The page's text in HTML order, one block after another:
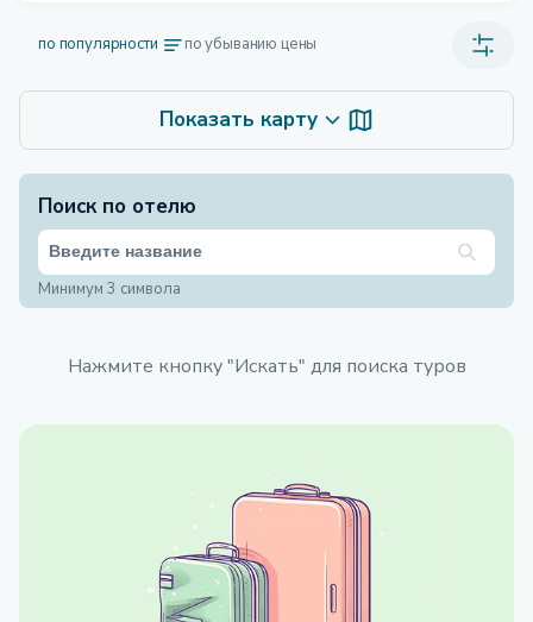
по популярности по убыванию цены
Показать карту
Поиск по отелю
Минимум 3 символа
Нажмите кнопку "Искать" для поиска туров